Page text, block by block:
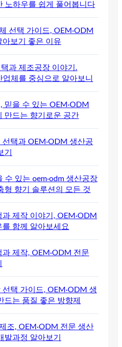
노하우를 쉽게 풀어봅니다
선택 가이드, OEM·ODM
보기 좋은 이유
과 제조공장 이야기.
체를 중심으로 알아보니
믿을 수 있는 OEM·ODM
만드는 향기로운 공간
택과 OEM·ODM 생산공
기
수 있는 oem·odm 생산공장
형 향기 솔루션의 모든 것
제작 이야기, OEM·ODM
함께 알아보세요
제작, OEM·ODM 전문
택 가이드, OEM·ODM 생
드는 품질 좋은 방향제
조, OEM·ODM 전문 생산
발과정 알아보기